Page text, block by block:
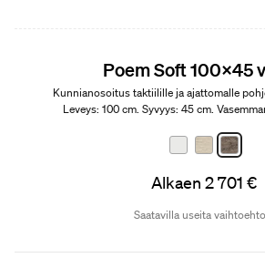
Poem Soft 100x45
Kunnianosoitus taktiilille ja ajattomalle
Leveys: 100 cm. Syvyys: 45 cm.
Alkaen 2 701 €
Saatavilla useita